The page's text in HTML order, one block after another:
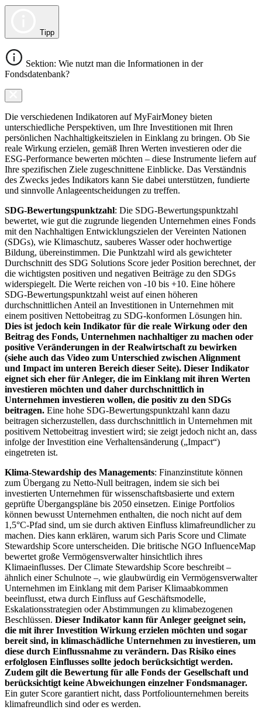
Tipp
Sektion: Wie nutzt man die Informationen in der
Fondsdatenbank?
Die verschiedenen Indikatoren auf MyFairMoney bieten
unterschiedliche Perspektiven, um Ihre Investitionen mit Ihren
persönlichen Nachhaltigkeitszielen in Einklang zu bringen. Ob Sie
reale Wirkung erzielen, gemäß Ihren Werten investieren oder die
ESG-Performance bewerten möchten – diese Instrumente liefern auf
Ihre spezifischen Ziele zugeschnittene Einblicke. Das Verständnis
des Zwecks jedes Indikators kann Sie dabei unterstützen, fundierte
und sinnvolle Anlageentscheidungen zu treffen.
SDG-Bewertungspunktzahl: Die SDG-Bewertungspunktzahl
bewertet, wie gut die zugrunde liegenden Unternehmen eines Fonds
mit den Nachhaltigen Entwicklungszielen der Vereinten Nationen
(SDGs), wie Klimaschutz, sauberes Wasser oder hochwertige
Bildung, übereinstimmen. Die Punktzahl wird als gewichteter
Durchschnitt des SDG Solutions Score jeder Position berechnet, der
die wichtigsten positiven und negativen Beiträge zu den SDGs
widerspiegelt. Die Werte reichen von -10 bis +10. Eine höhere
SDG-Bewertungspunktzahl weist auf einen höheren
durchschnittlichen Anteil an Investitionen in Unternehmen mit
einem positiven Nettobeitrag zu SDG-konformen Lösungen hin.
Dies ist jedoch kein Indikator für die reale Wirkung oder den
Beitrag des Fonds, Unternehmen nachhaltiger zu machen oder
positive Veränderungen in der Realwirtschaft zu bewirken
(siehe auch das Video zum Unterschied zwischen Alignment
und Impact im unteren Bereich dieser Seite). Dieser Indikator
eignet sich eher für Anleger, die im Einklang mit ihren Werten
investieren möchten und daher durchschnittlich in
Unternehmen investieren wollen, die positiv zu den SDGs
beitragen. Eine hohe SDG-Bewertungspunktzahl kann dazu
beitragen sicherzustellen, dass durchschnittlich in Unternehmen mit
positivem Nettobeitrag investiert wird; sie zeigt jedoch nicht an, dass
infolge der Investition eine Verhaltensänderung („Impact“)
eingetreten ist.
Klima-Stewardship des Managements: Finanzinstitute können
zum Übergang zu Netto-Null beitragen, indem sie sich bei
investierten Unternehmen für wissenschaftsbasierte und extern
geprüfte Übergangspläne bis 2050 einsetzen. Einige Portfolios
können bewusst Unternehmen enthalten, die noch nicht auf dem
1,5°C-Pfad sind, um sie durch aktiven Einfluss klimafreundlicher zu
machen. Dies kann erklären, warum sich Paris Score und Climate
Stewardship Score unterscheiden. Die britische NGO InfluenceMap
bewertet große Vermögensverwalter hinsichtlich ihres
Klimaeinflusses. Der Climate Stewardship Score beschreibt –
ähnlich einer Schulnote –, wie glaubwürdig ein Vermögensverwalter
Unternehmen im Einklang mit dem Pariser Klimaabkommen
beeinflusst, etwa durch Einfluss auf Geschäftsmodelle,
Eskalationsstrategien oder Abstimmungen zu klimabezogenen
Beschlüssen. Dieser Indikator kann für Anleger geeignet sein,
die mit ihrer Investition Wirkung erzielen möchten und sogar
bereit sind, in klimaschädliche Unternehmen zu investieren, um
diese durch Einflussnahme zu verändern. Das Risiko eines
erfolglosen Einflusses sollte jedoch berücksichtigt werden.
Zudem gilt die Bewertung für alle Fonds der Gesellschaft und
berücksichtigt keine Abweichungen einzelner Fondsmanager.
Ein guter Score garantiert nicht, dass Portfoliounternehmen bereits
klimafreundlich sind oder es werden.